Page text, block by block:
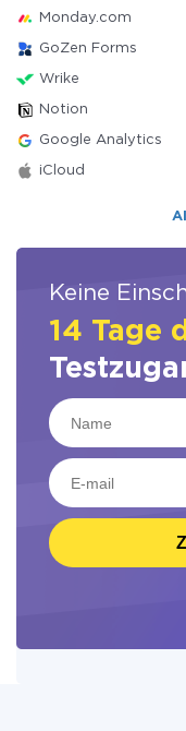
Monday.com
GoZen Forms
Wrike
Notion
Google Analytics
iCloud
Keine
14 Tage